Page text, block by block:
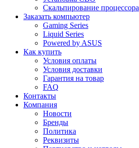
Скальпирование процессора
Заказать компьютер
Gaming Series
Liquid Series
Powered by ASUS
Как купить
Условия оплаты
Условия доставки
Гарантия на товар
FAQ
Контакты
Компания
Новости
Бренды
Политика
Реквизиты